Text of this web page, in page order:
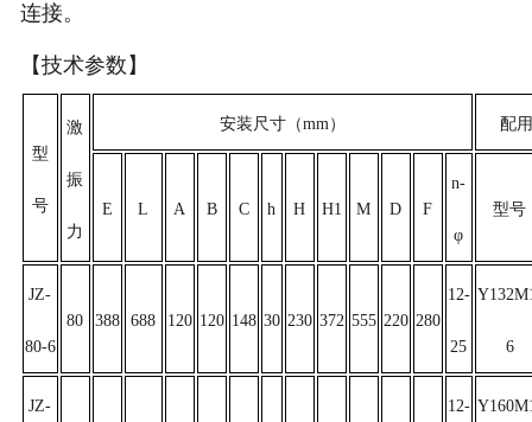
连接。
【技术参数】
型
号
激
振
力
安装尺寸（mm） 配
E L A B C h H H1 M D F
n-
φ
型号
JZ-
80-6
80 388 688 120 120 148 30 230 372 555 220 280
12-
25 6
JZ- 12-